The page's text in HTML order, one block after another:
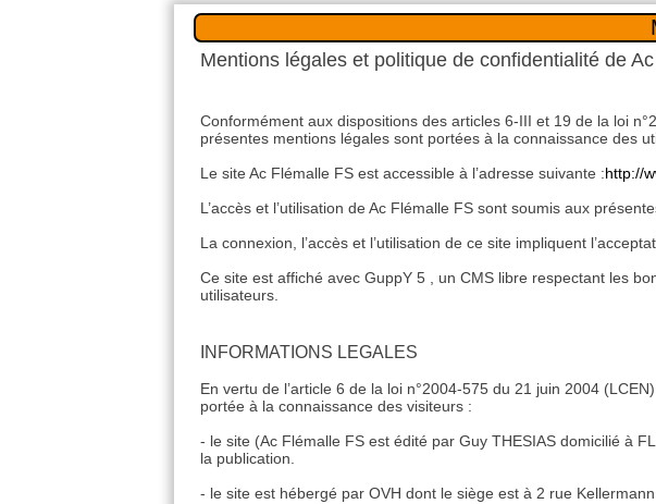
Mentions légales et politique de confidentialité de
Conformément aux dispositions des articles 6-III et 19 de la loi
présentes mentions légales sont portées à la connaissance des
Le site Ac Flémalle FS est accessible à l’adresse suivante :http://
L’accès et l’utilisation de Ac Flémalle FS sont soumis aux
La connexion, l’accès et l’utilisation de ce site impliquent
Ce site est affiché avec GuppY 5 , un CMS libre respectant les
utilisateurs.
INFORMATIONS LEGALES
En vertu de l’article 6 de la loi n°2004-575 du 21 juin 2004
portée à la connaissance des visiteurs :
- le site (Ac Flémalle FS est édité par Guy THESIAS domicilié à
la publication.
- le site est hébergé par OVH dont le siège est à 2 rue